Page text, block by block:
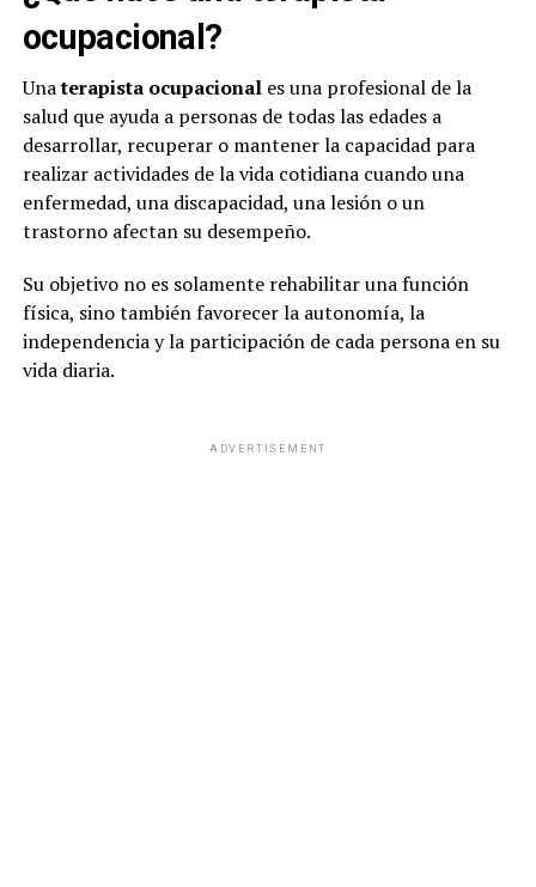
ocupacional?
Unaterapista ocupacionales una profesional de la
salud que ayuda a personas de todas las edades a
desarrollar, recuperar o mantener la capacidad para
realizar actividades de la vida cotidiana cuando una
enfermedad, una discapacidad, una lesión o un
trastorno afectan su desempeño.
Su objetivo no es solamente rehabilitar una función
física, sino también favorecer la autonomía, la
independencia y la participación de cada persona en su
vida diaria.
ADVERTISEMENT